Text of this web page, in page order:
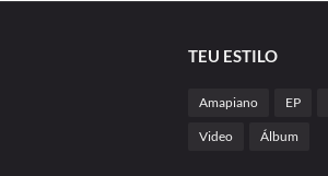
TEU ESTILO
Amapiano EP
Video Álbum